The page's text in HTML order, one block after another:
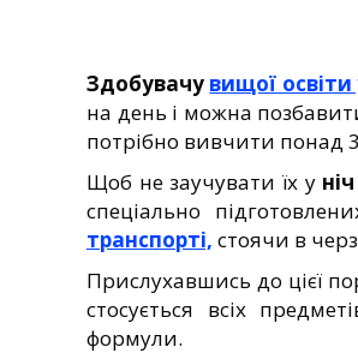
Здобувачу вищої
на день і можна
потрібно вивчити понад
Щоб не заучувати їх у
спеціально
транспорті, стоячи в
Прислухавшись до цієї
стосується всіх
формули.